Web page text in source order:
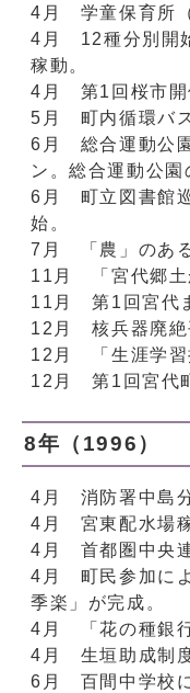
4月 学童保育所
4月 12種分別開
稼動。
4月 第1回桜市開
5月 町内循環バス
6月 総合運動公
ン。総合運動公園
6月 町立図書館
始。
7月 「農」のあ
11月 「宮代郷土
11月 第1回宮代
12月 核兵器廃絶
12月 「生涯学習
12月 第1回宮代
8年（1996）
4月 消防署中島分
4月 宮東配水場
4月 首都圏中央連
4月 町民参加に
季楽」が完成。
4月 「花の種銀行
4月 生垣助成制度
6月 百間中学校